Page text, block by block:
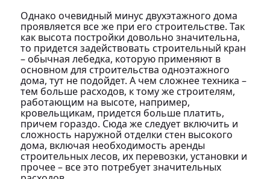
Однако очевидный минус двухэтажного дома
проявляется все же при его строительстве. Так
как высота постройки довольно значительна,
то придется задействовать строительный кран
– обычная лебедка, которую применяют в
основном для строительства одноэтажного
дома, тут не подойдет. А чем сложнее техника –
тем больше расходов, к тому же строителям,
работающим на высоте, например,
кровельщикам, придется больше платить,
причем гораздо. Сюда же следует включить и
сложность наружной отделки стен высокого
дома, включая необходимость аренды
строительных лесов, их перевозки, установки и
прочее – все это потребует значительных